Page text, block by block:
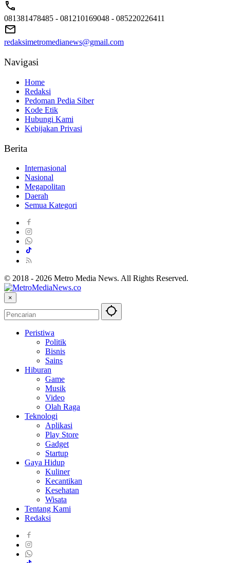
081381478485 - 081210169048 - 085220226411
redaksimetromedianews@gmail.com
Navigasi
Home
Redaksi
Pedoman Pedia Siber
Kode Etik
Hubungi Kami
Kebijakan Privasi
Berita
Internasional
Nasional
Megapolitan
Daerah
Semua Kategori
© 2018 - 2026 Metro Media News. All Rights Reserved.
×
Peristiwa
Politik
Bisnis
Sains
Hiburan
Game
Musik
Video
Olah Raga
Teknologi
Aplikasi
Play Store
Gadget
Startup
Gaya Hidup
Kuliner
Kecantikan
Kesehatan
Wisata
Tentang Kami
Redaksi